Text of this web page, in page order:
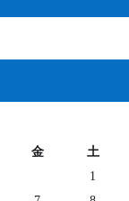
金 土
1